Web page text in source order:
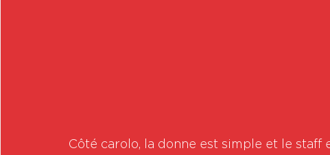
Côté carolo, la donne est simple et le